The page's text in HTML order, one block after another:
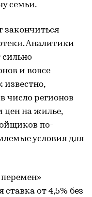
семьи.
закончиться
Аналитики
сильно
и вовсе
известно,
число регионов
цен на жилье,
по-
условия для
от 4,5% без